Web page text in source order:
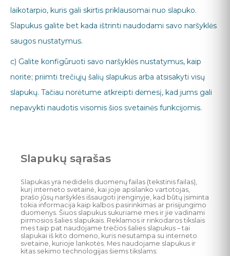
laikotarpio, kuris gali skirtis priklausomai nuo slapuko.
Slapukus galite bet kada ištrinti naudodami savo naršyklės
saugos nustatymus.
c) Galite konfigūruoti savo naršyklės nustatymus, kaip
norite; priimti trečiųjų šalių slapukus arba atsisakyti visų
slapukų. Tačiau norėtume atkreipti dėmesį, kad jums gali
nepavykti naudotis visomis šios svetainės funkcijomis.
Slapukų sąrašas
Slapukas yra nedidelis duomenų failas (tekstinis failas),
kurį interneto svetainė, kai joje apsilanko vartotojas,
prašo jūsų naršyklės išsaugoti įrenginyje, kad būtų įsiminta
tokia informacija kaip kalbos pasirinkimas ar prisijungimo
duomenys. Šiuos slapukus sukuriame mes ir jie vadinami
pirmosios šalies slapukais. Reklamos ir rinkodaros tikslais
mes taip pat naudojame trečios šalies slapukus – tai
slapukai iš kito domeno, kuris nesutampa su interneto
svetaine, kurioje lankotės. Mes naudojame slapukus ir
kitas sekimo technologijas šiems tikslams: